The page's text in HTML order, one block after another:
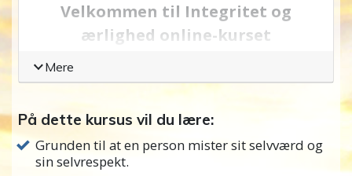
Velkommen til Integritet og
ærlighed online-kurset
Man kan sige, at
det, man ved, er sandt og rigtigt, på trods af
får én til at miste sin integritet og med den
sinselvrespekt? Hvordan kan den
genoprettes?
Mere
På dette kursus vil du lære:
Grunden til at en person mister sit selvværd og
sin selvrespekt.